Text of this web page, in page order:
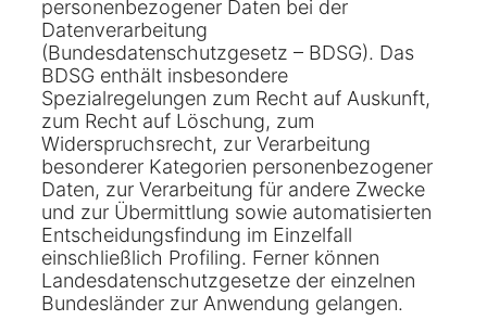
personenbezogener Daten bei der
Datenverarbeitung
(Bundesdatenschutzgesetz – BDSG). Das
BDSG enthält insbesondere
Spezialregelungen zum Recht auf Auskunft,
zum Recht auf Löschung, zum
Widerspruchsrecht, zur Verarbeitung
besonderer Kategorien personenbezogener
Daten, zur Verarbeitung für andere Zwecke
und zur Übermittlung sowie automatisierten
Entscheidungsfindung im Einzelfall
einschließlich Profiling. Ferner können
Landesdatenschutzgesetze der einzelnen
Bundesländer zur Anwendung gelangen.